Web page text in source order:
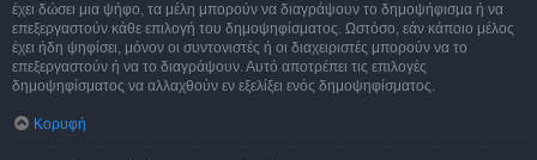
έχει δώσει μια ψήφο, τα μέλη μπορούν να διαγράψουν το δημοψήφισμα ή να
επεξεργαστούν κάθε επιλογή του δημοψηφίσματος. Ωστόσο, εάν κάποιο μέλος
έχει ήδη ψηφίσει, μόνον οι συντονιστές ή οι διαχειριστές μπορούν να το
επεξεργαστούν ή να το διαγράψουν. Αυτό αποτρέπει τις επιλογές
δημοψηφίσματος να αλλαχθούν εν εξελίξει ενός δημοψηφίσματος.
Κορυφή